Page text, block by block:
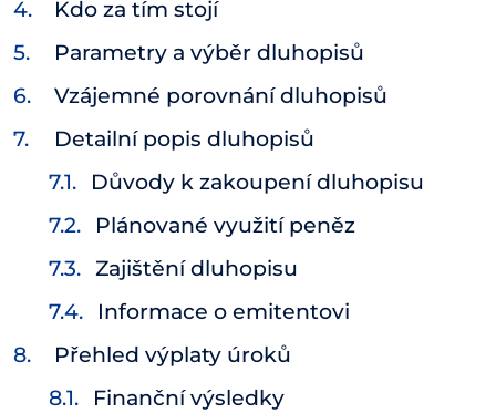
Kdo za tím stojí
Parametry a výběr dluhopisů
Vzájemné porovnání dluhopisů
Detailní popis dluhopisů
Důvody k zakoupení dluhopisu
Plánované využití peněz
Zajištění dluhopisu
Informace o emitentovi
Přehled výplaty úroků
Finanční výsledky